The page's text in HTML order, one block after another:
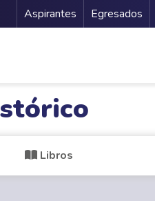
Menu
Aspirantes Egresados
Libros